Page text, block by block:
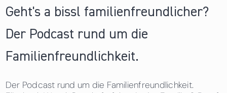
Geht's a bissl familienfreundlicher?
Der Podcast rund um die
Familienfreundlichkeit.
Der Podcast rund um die Familienfreundlichkeit.